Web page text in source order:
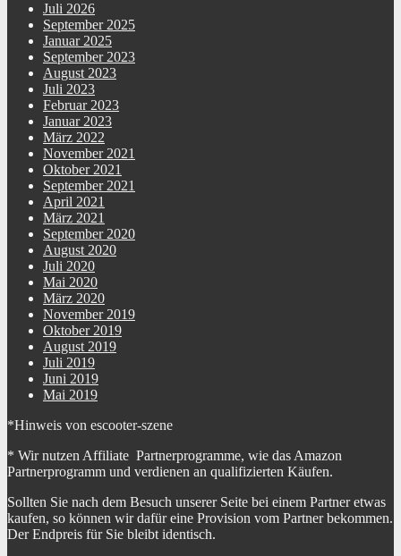
Juli 2026
September 2025
Januar 2025
September 2023
August 2023
Juli 2023
Februar 2023
Januar 2023
März 2022
November 2021
Oktober 2021
September 2021
April 2021
März 2021
September 2020
August 2020
Juli 2020
Mai 2020
März 2020
November 2019
Oktober 2019
August 2019
Juli 2019
Juni 2019
Mai 2019
*Hinweis von escooter-szene
* Wir nutzen Affiliate Partnerprogramme, wie das Amazon
Partnerprogramm und verdienen an qualifizierten Käufen.
Sollten Sie nach dem Besuch unserer Seite bei einem Partner etwas
kaufen, so können wir dafür eine Provision vom Partner bekommen.
Der Endpreis für Sie bleibt identisch.